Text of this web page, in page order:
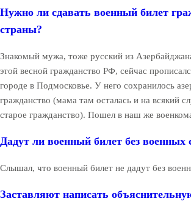
Нужно ли сдавать военный билет
страны?
Знакомый мужа, тоже русский из
этой весной гражданство РФ, сейчас
городе в Подмосковье. У него сохранилось
гражданство (мама там осталась и на всякий
старое гражданство). Пошел в наш же
Дадут ли военный билет без военных
Слышал, что военный билет не дадут без
Заставляют написать